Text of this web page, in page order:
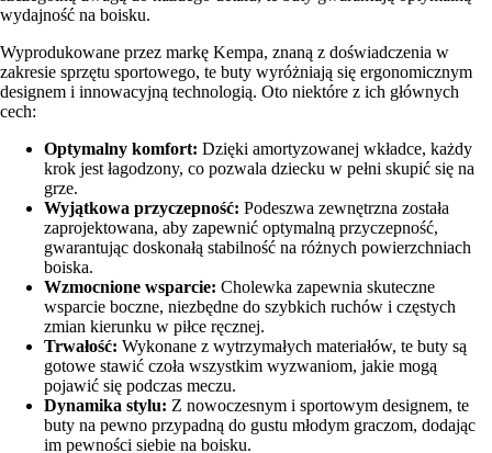
wydajność na boisku.
Wyprodukowane przez markę Kempa, znaną z doświadczenia w
zakresie sprzętu sportowego, te buty wyróżniają się ergonomicznym
designem i innowacyjną technologią. Oto niektóre z ich głównych
cech:
Optymalny komfort: Dzięki amortyzowanej wkładce, każdy
krok jest łagodzony, co pozwala dziecku w pełni skupić się na
grze.
Wyjątkowa przyczepność: Podeszwa zewnętrzna została
zaprojektowana, aby zapewnić optymalną przyczepność,
gwarantując doskonałą stabilność na różnych powierzchniach
boiska.
Wzmocnione wsparcie: Cholewka zapewnia skuteczne
wsparcie boczne, niezbędne do szybkich ruchów i częstych
zmian kierunku w piłce ręcznej.
Trwałość: Wykonane z wytrzymałych materiałów, te buty są
gotowe stawić czoła wszystkim wyzwaniom, jakie mogą
pojawić się podczas meczu.
Dynamika stylu: Z nowoczesnym i sportowym designem, te
buty na pewno przypadną do gustu młodym graczom, dodając
im pewności siebie na boisku.